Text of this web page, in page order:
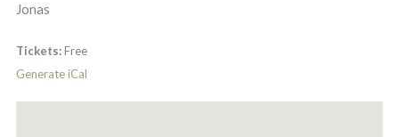
Jonas
Tickets:Free
Generate iCal